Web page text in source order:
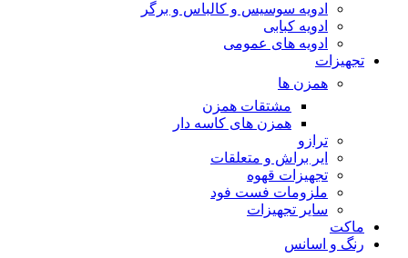
ادویه سوسیس و کالباس و برگر
ادویه کبابی
ادویه های عمومی
تجهیزات
همزن ها
مشتقات همزن
همزن های کاسه دار
ترازو
ایر براش و متعلقات
تجهیزات قهوه
ملزومات فست فود
سایر تجهیزات
ماکت
رنگ و اسانس